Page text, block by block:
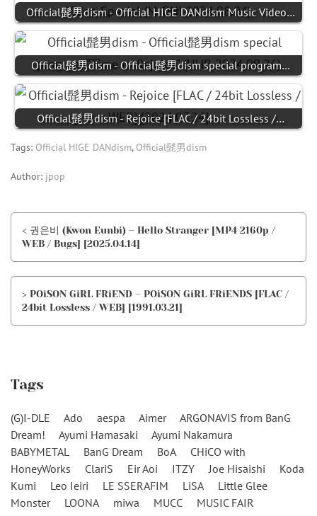
Official髭男dism - Official HIGE DANdism Music Video…
Official髭男dism - Official髭男dism special program…
Official髭男dism - Rejoice [FLAC / 24bit Lossless /…
Tags: Official HIGE DANdism, Official髭男dism
Author: jpop
< 권은비 (Kwon Eunbi) – Hello Stranger [MP4 2160p /
WEB / Bugs] [2025.04.14]
> POiSON GiRL FRiEND – POiSON GiRL FRiENDS [FLAC /
24bit Lossless / WEB] [1991.03.21]
Tags
(G)I-DLE Ado aespa Aimer
ARGONAVIS from BanG
Dream!
Ayumi Hamasaki
Ayumi Nakamura
BABYMETAL
BanG Dream BoA
CHiCO with
HoneyWorks
ClariS Eir Aoi ITZY Joe Hisaishi
Koda
Kumi
Leo Ieiri LE SSERAFIM LiSA
Little Glee
Monster
LOONA miwa MUCC
MUSIC FAIR